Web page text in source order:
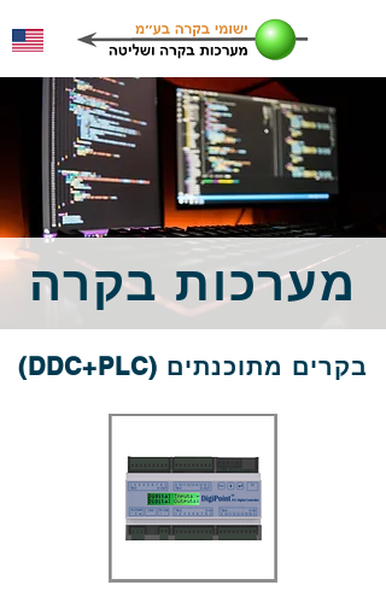
מערכות בקרה
בקרים מתוכנתים (DDC+PLC)